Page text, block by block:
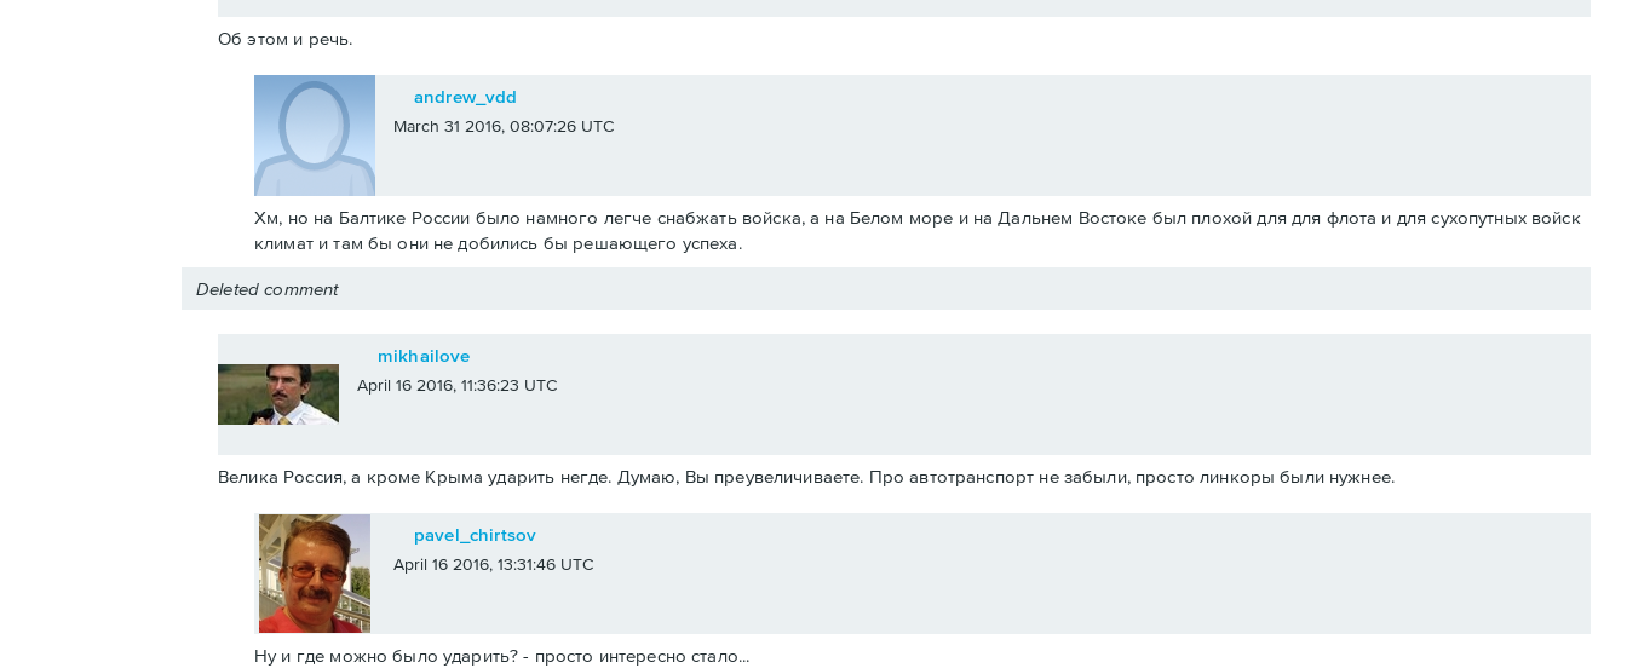
Об этом и речь.
andrew_vdd
March 31 2016, 08:07:26 UTC
Хм, но на Балтике России было намного легче снабжать войска, а на Белом море и на Дальнем Востоке был плохой для для флота и для сухопутных войск
климат и там бы они не добились бы решающего успеха.
Deleted comment
mikhailove
April 16 2016, 11:36:23 UTC
Велика Россия, а кроме Крыма ударить негде. Думаю, Вы преувеличиваете. Про автотранспорт не забыли, просто линкоры были нужнее.
pavel_chirtsov
April 16 2016, 13:31:46 UTC
Ну и где можно было ударить? - просто интересно стало...